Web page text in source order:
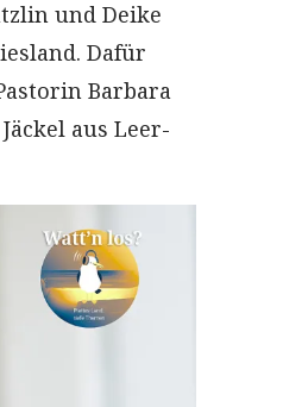
und Deike
Dafür
Barbara
aus Leer-